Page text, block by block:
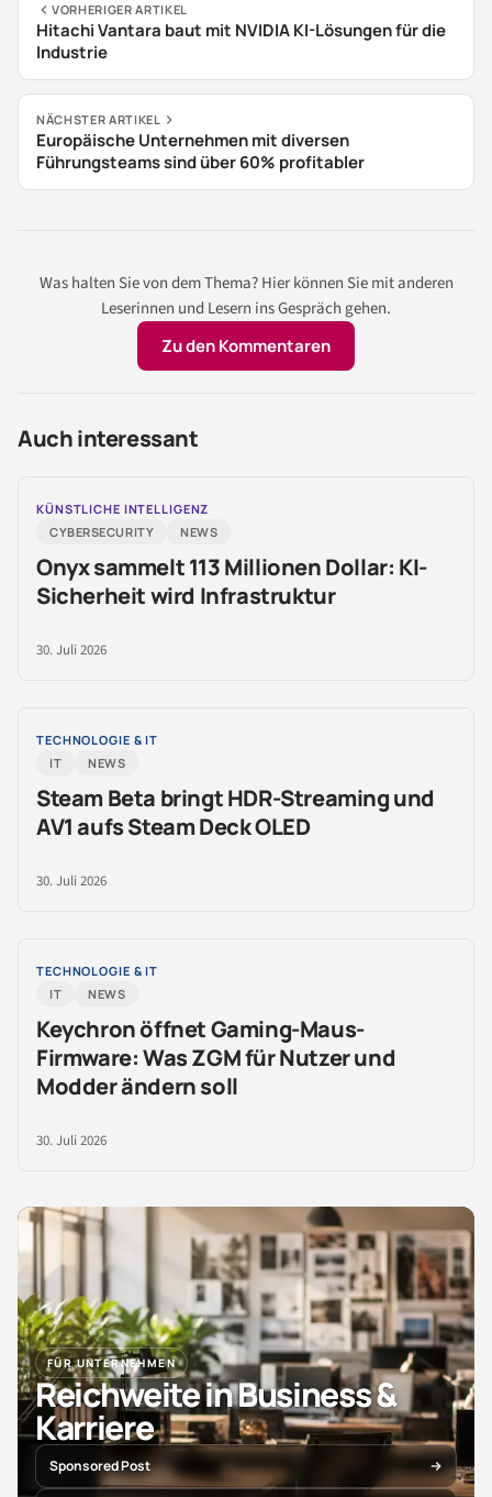
VORHERIGER ARTIKEL
Hitachi Vantara baut mit NVIDIA KI-Lösungen für die
Industrie
NÄCHSTER ARTIKEL
Europäische Unternehmen mit diversen
Führungsteams sind über 60% profitabler
Was halten Sie von dem Thema? Hier können Sie mit anderen
Leserinnen und Lesern ins Gespräch gehen.
Zu den Kommentaren
Auch interessant
KÜNSTLICHE INTELLIGENZ
CYBERSECURITY
NEWS
Onyx sammelt 113 Millionen Dollar: KI-
Sicherheit wird Infrastruktur
30. Juli 2026
TECHNOLOGIE & IT
IT
NEWS
Steam Beta bringt HDR-Streaming und
AV1 aufs Steam Deck OLED
30. Juli 2026
TECHNOLOGIE & IT
IT
NEWS
Keychron öffnet Gaming-Maus-
Firmware: Was ZGM für Nutzer und
Modder ändern soll
30. Juli 2026
FÜR UNTERNEHMEN
Reichweite in Business &
Karriere
Sponsored Post